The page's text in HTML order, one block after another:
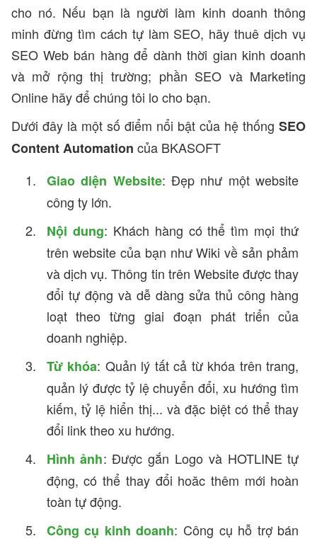
cho nó. Nếu bạn là người làm kinh doanh thông
minh đừng tìm cách tự làm SEO, hãy thuê dịch vụ
SEO Web bán hàng để dành thời gian kinh doanh
và mở rộng thị trường; phần SEO và Marketing
Online hãy để chúng tôi lo cho bạn.
Dưới đây là một số điểm nổi bật của hệ thốngSEO
Content Automation của BKASOFT
Giao diện Website: Đẹp như một website
công ty lớn.
Nội dung: Khách hàng có thể tìm mọi thứ
trên website của bạn như Wiki về sản phảm
và dịch vụ. Thông tin trên Website được thay
đổi tự động và dễ dàng sửa thủ công hàng
loạt theo từng giai đoạn phát triển của
doanh nghiệp.
Từ khóa: Quản lý tất cả từ khóa trên trang,
quản lý được tỷ lệ chuyển đổi, xu hướng tìm
kiếm, tỷ lệ hiển thị... và đặc biệt có thể thay
đổi link theo xu hướng.
Hình ảnh: Được gắn Logo và HOTLINE tự
động, có thể thay đổi hoăc thêm mới hoàn
toàn tự động.
Công cụ kinh doanh: Công cụ hỗ trợ bán